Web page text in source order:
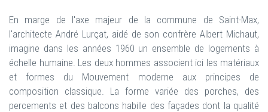
En marge de l'axe majeur de la commune de Saint-Max,
l'architecte André Lurçat, aidé de son confrère Albert Michaut,
imagine dans les années 1960 un ensemble de logements à
échelle humaine. Les deux hommes associent ici les matériaux
et formes du Mouvement moderne aux principes de
composition classique. La forme variée des porches, des
percements et des balcons habille des façades dont la qualité